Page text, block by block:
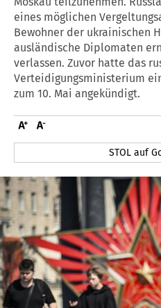
eines möglichen
Bewohner der ukrainischen
ausländische Diplomaten
verlassen. Zuvor hatte das
Verteidigungsministerium
zum 10. Mai angekündigt.
STOL auf